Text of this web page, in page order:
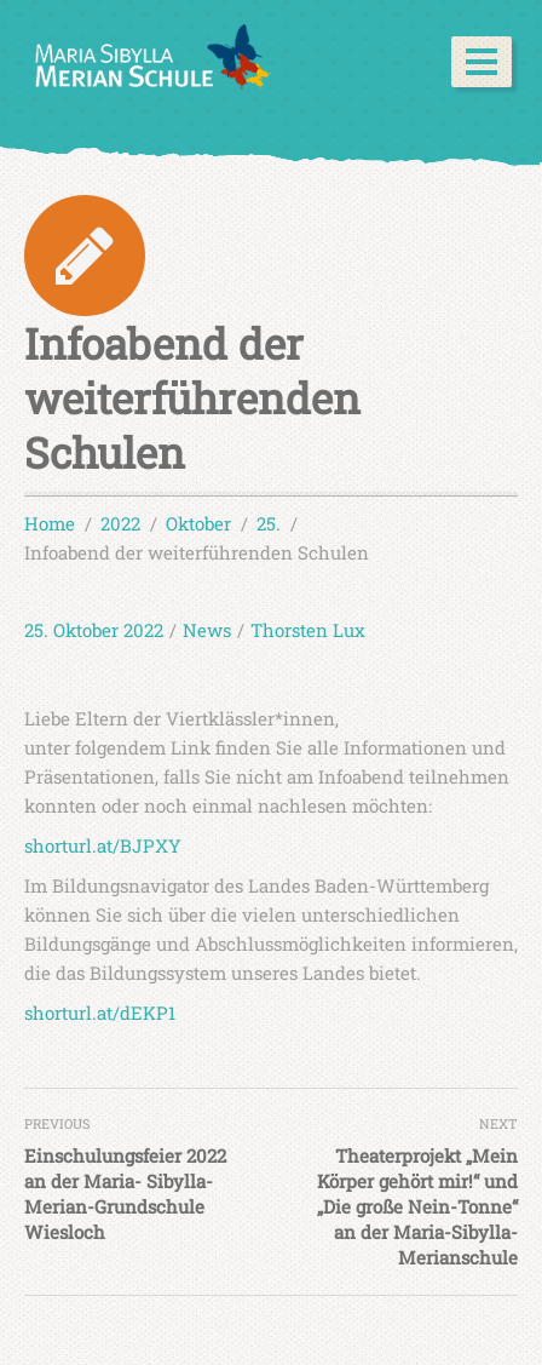
Infoabend der
weiterführenden
Schulen
Home 2022 Oktober
25.
Infoabend der weiterführenden Schulen
25. Oktober 2022 / News / Thorsten Lux
Liebe Eltern der Viertklässler*innen,
unter folgendem Link finden Sie alle Informationen und
Präsentationen, falls Sie nicht am Infoabend teilnehmen
konnten oder noch einmal nachlesen möchten:
shorturl.at/BJPXY
Im Bildungsnavigator des Landes Baden-Württemberg
können Sie sich über die vielen unterschiedlichen
Bildungsgänge und Abschlussmöglichkeiten informieren,
die das Bildungssystem unseres Landes bietet.
shorturl.at/dEKP1
PREVIOUS
Einschulungsfeier 2022
an der Maria- Sibylla-
Merian-Grundschule
Wiesloch
NEXT
Theaterprojekt „Mein
Körper gehört mir!“ und
„Die große Nein-Tonne“
an der Maria-Sibylla-
Merianschule